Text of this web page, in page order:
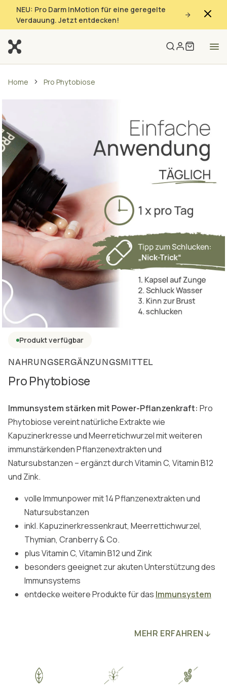
NEU: Pro Darm InMotion für eine geregelte
Verdauung. Jetzt entdecken!
Home Pro Phytobiose
Produkt verfügbar
NAHRUNGSERGÄNZUNGSMITTEL
Pro Phytobiose
Immunsystem stärken mit Power-Pflanzenkraft: Pro
Phytobiose vereint natürliche Extrakte wie
Kapuzinerkresse und Meerretichwurzel mit weiteren
immunstärkenden Pflanzenextrakten und
Natursubstanzen – ergänzt durch Vitamin C, Vitamin B12
und Zink.
volle Immunpower mit 14 Pflanzenextrakten und
Natursubstanzen
inkl. Kapuzinerkressenkraut, Meerrettichwurzel,
Thymian, Cranberry & Co.
plus Vitamin C, Vitamin B12 und Zink
besonders geeignet zur akuten Unterstützung des
Immunsystems
entdecke weitere Produkte für das Immunsystem
MEHR ERFAHREN